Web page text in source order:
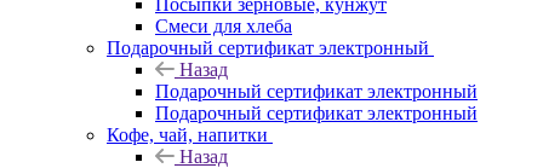
Посыпки зерновые, кунжут
Смеси для хлеба
Подарочный сертификат электронный
Назад
Подарочный сертификат электронный
Подарочный сертификат электронный
Кофе, чай, напитки
Назад